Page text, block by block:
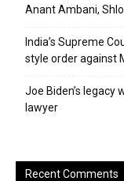
Anant Ambani,
India’s Supreme
style order against
Joe Biden’s legacy
lawyer
Recent Comments